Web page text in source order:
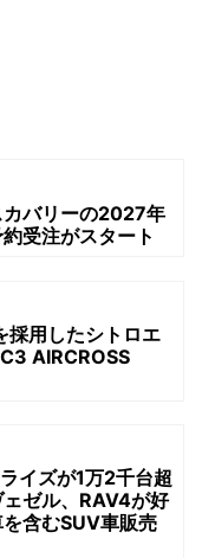
カバリーの2027年
受注がスタート
採用したシトロエ
AIRCROSS
イズが1万2千台超
ゼル、RAV4が好
含むSUV車販売